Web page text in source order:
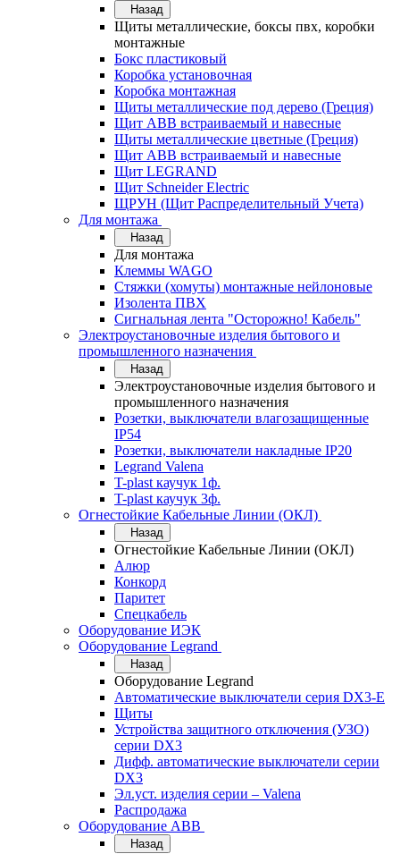
Назад
Щиты металлические, боксы пвх, коробки
монтажные
Бокс пластиковый
Коробка установочная
Коробка монтажная
Щиты металлические под дерево (Греция)
Щит ABB встраиваемый и навесные
Щиты металлические цветные (Греция)
Щит ABB встраиваемый и навесные
Щит LEGRAND
Щит Schneider Electric
ЩРУН (Щит Распределительный Учета)
Для монтажа
Назад
Для монтажа
Клеммы WAGO
Стяжки (хомуты) монтажные нейлоновые
Изолента ПВХ
Сигнальная лента "Осторожно! Кабель"
Электроустановочные изделия бытового и
промышленного назначения
Назад
Электроустановочные изделия бытового и
промышленного назначения
Розетки, выключатели влагозащищенные
IP54
Розетки, выключатели накладные IP20
Legrand Valena
T-plast каучук 1ф.
T-plast каучук 3ф.
Огнестойкие Кабельные Линии (ОКЛ)
Назад
Огнестойкие Кабельные Линии (ОКЛ)
Алюр
Конкорд
Паритет
Спецкабель
Оборудование ИЭК
Оборудование Legrand
Назад
Оборудование Legrand
Автоматические выключатели серия DX3-E
Щиты
Устройства защитного отключения (УЗО)
серии DX3
Дифф. автоматические выключатели серии
DX3
Эл.уст. изделия серии – Valena
Распродажа
Оборудование АВВ
Назад